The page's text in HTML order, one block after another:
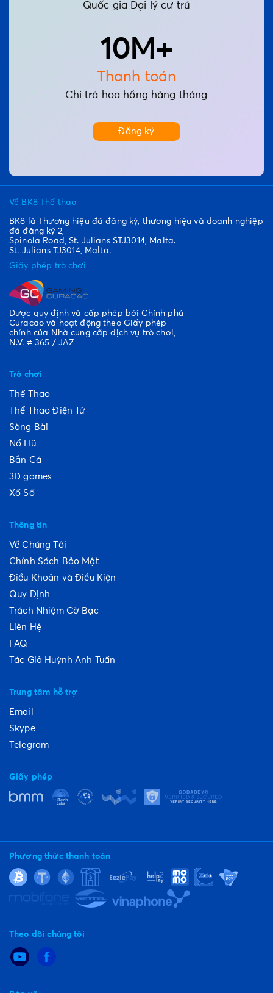
Quốc gia Đại lý cư trú
10M+
Thanh toán
Chi trả hoa hồng hàng tháng
Đăng ký
Về BK8 Thể thao
BK8 là Thương hiệu đã đăng ký, thương hiệu và doanh nghiệp
đã đăng ký 2,
Spinola Road, St. Julians STJ3014, Malta.
St. Julians TJ3014, Malta.
Giấy phép trò chơi
Được quy định và cấp phép bởi Chính phủ
Curacao và hoạt động theo Giấy phép
chính của Nhà cung cấp dịch vụ trò chơi,
N.V. # 365 / JAZ
Trò chơi
Thể Thao
Thể Thao Điện Tử
Sòng Bài
Nổ Hũ
Bắn Cá
3D games
Xổ Số
Thông tin
Về Chúng Tôi
Chính Sách Bảo Mật
Điều Khoản và Điều Kiện
Quy Định
Trách Nhiệm Cờ Bạc
Liên Hệ
FAQ
Tác Giả Huỳnh Anh Tuấn
Trung tâm hỗ trợ
Email
Skype
Telegram
Giấy phép
Phương thức thanh toán
Theo dõi chúng tôi